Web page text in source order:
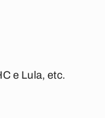
e Lula, etc.